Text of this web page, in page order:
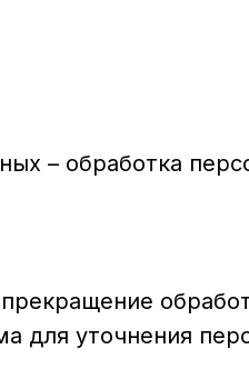
– обработка
для уточнения